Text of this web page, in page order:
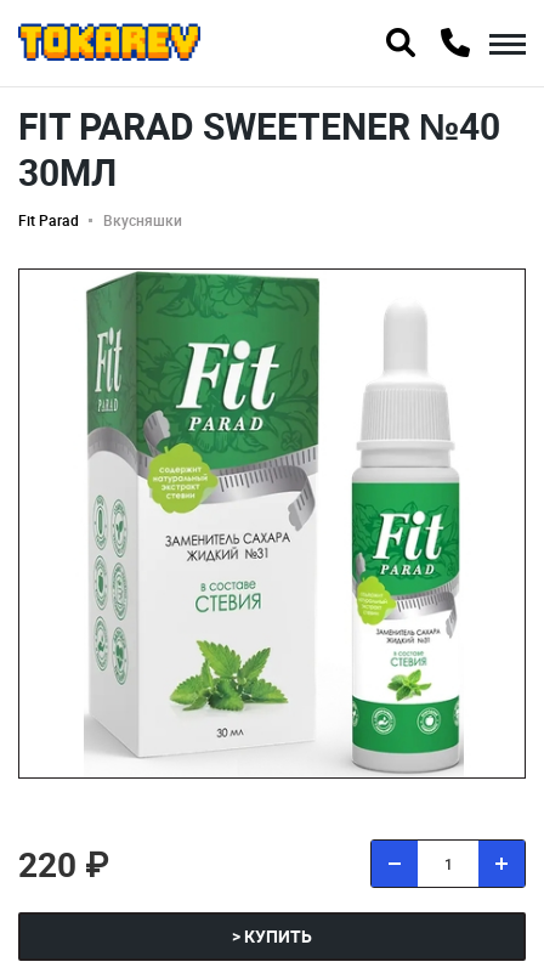
FIT PARAD SWEETENER №40
30МЛ
Fit Parad Вкусняшки
220 ₽
> КУПИТЬ